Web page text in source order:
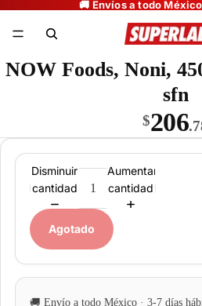
NOW Foods, Noni,
sfn
$206
Disminuir
cantidad
Aumentar
cantidad
Agotado